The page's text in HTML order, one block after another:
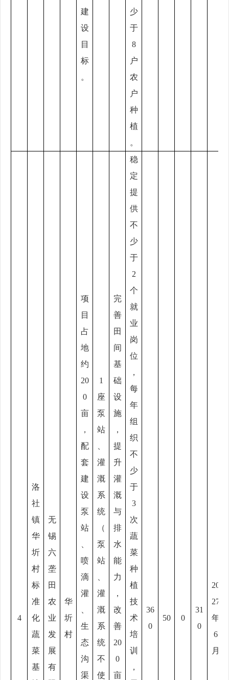
建
设
目
标
。
少
于
8
户
农
户
种
植
。
4
洛
社
镇
华
圻
村
标
准
化
蔬
菜
基
无
锡
六
垄
田
农
业
发
展
有
华
圻
村
项
目
占
地
约
20
0
亩
，
配
套
建
设
泵
站
喷
滴
灌
生
态
沟
渠
1
座
泵
站
灌
溉
系
统
（
泵
站
灌
溉
系
统
不
使
完
善
田
间
基
础
设
施
，
提
升
灌
溉
与
排
水
能
力
，
改
善
20
0
亩
稳
定
提
供
不
少
于
2
个
就
业
岗
位
，
每
年
组
织
不
少
于
3
次
蔬
菜
种
植
技
术
培
训
，
36
0
50 0
31
0
20
27
年
6
月